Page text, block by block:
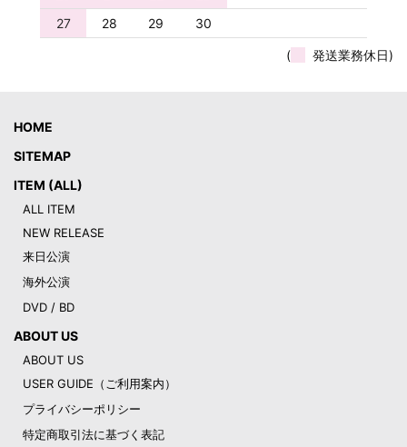
27
28 29 30
( 発送業務休日)
HOME
SITEMAP
ITEM (ALL)
ALL ITEM
NEW RELEASE
来日公演
海外公演
DVD / BD
ABOUT US
ABOUT US
USER GUIDE（ご利用案内）
プライバシーポリシー
特定商取引法に基づく表記